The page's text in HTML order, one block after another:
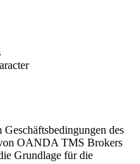
des
OANDA TMS Brokers
Grundlage für die